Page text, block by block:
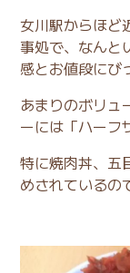
女川駅からほど
事処で、なんと
感とお値段にび
あまりのボリュ
ーには「ハーフ
特に焼肉丼、五
めされているの